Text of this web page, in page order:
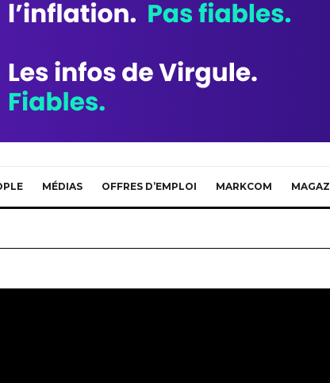
MÉDIAS OFFRES D’EMPLOI MARKCOM